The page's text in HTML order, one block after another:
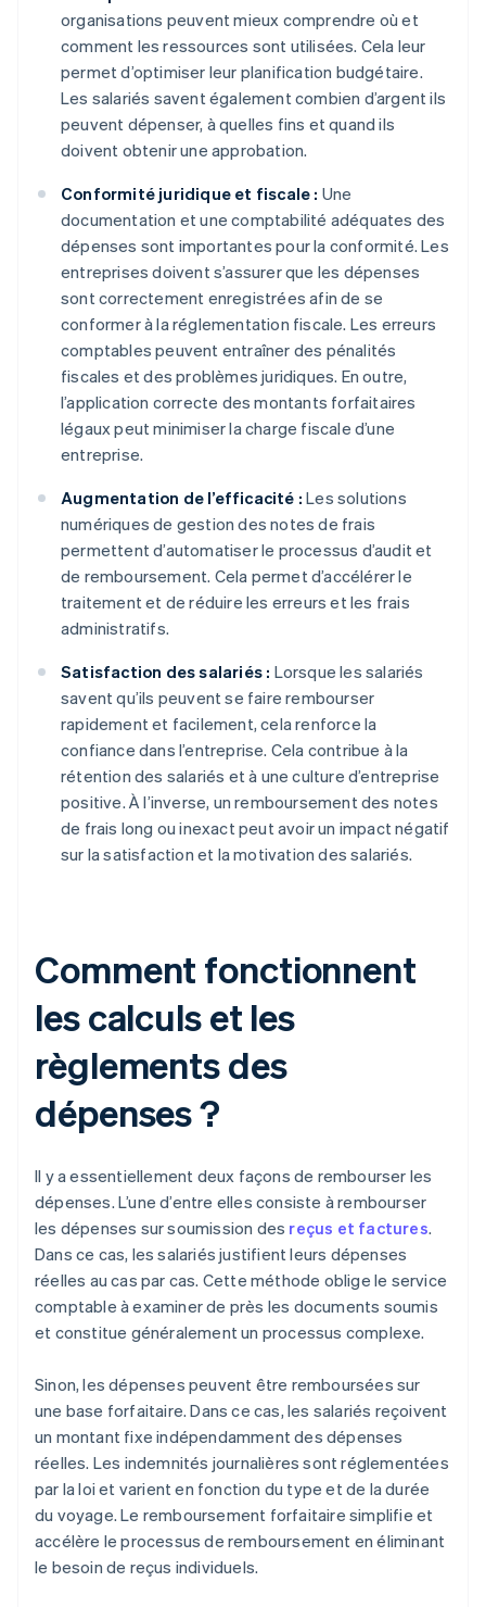
organisations peuvent mieux comprendre où et
comment les ressources sont utilisées. Cela leur
permet d’optimiser leur planification budgétaire.
Les salariés savent également combien d’argent ils
peuvent dépenser, à quelles fins et quand ils
doivent obtenir une approbation.
Conformité juridique et fiscale : Une
documentation et une comptabilité adéquates des
dépenses sont importantes pour la conformité. Les
entreprises doivent s’assurer que les dépenses
sont correctement enregistrées afin de se
conformer à la réglementation fiscale. Les erreurs
comptables peuvent entraîner des pénalités
fiscales et des problèmes juridiques. En outre,
l’application correcte des montants forfaitaires
légaux peut minimiser la charge fiscale d’une
entreprise.
Augmentation de l’efficacité : Les solutions
numériques de gestion des notes de frais
permettent d’automatiser le processus d’audit et
de remboursement. Cela permet d’accélérer le
traitement et de réduire les erreurs et les frais
administratifs.
Satisfaction des salariés : Lorsque les salariés
savent qu’ils peuvent se faire rembourser
rapidement et facilement, cela renforce la
confiance dans l’entreprise. Cela contribue à la
rétention des salariés et à une culture d’entreprise
positive. À l’inverse, un remboursement des notes
de frais long ou inexact peut avoir un impact négatif
sur la satisfaction et la motivation des salariés.
Comment fonctionnent
les calculs et les
règlements des
dépenses ?
Il y a essentiellement deux façons de rembourser les
dépenses. L’une d’entre elles consiste à rembourser
les dépenses sur soumission des reçus et factures.
Dans ce cas, les salariés justifient leurs dépenses
réelles au cas par cas. Cette méthode oblige le service
comptable à examiner de près les documents soumis
et constitue généralement un processus complexe.
Sinon, les dépenses peuvent être remboursées sur
une base forfaitaire. Dans ce cas, les salariés reçoivent
un montant fixe indépendamment des dépenses
réelles. Les indemnités journalières sont réglementées
par la loi et varient en fonction du type et de la durée
du voyage. Le remboursement forfaitaire simplifie et
accélère le processus de remboursement en éliminant
le besoin de reçus individuels.